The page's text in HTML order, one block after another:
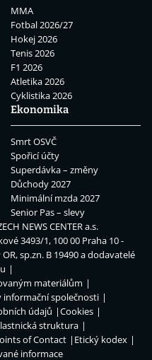
MMA
Fotbal 2026/27
Hokej 2026
Tenis 2026
F1 2026
Atletika 2026
Cyklistika 2026
Ekonomika
Smrt OSVČ
Spořicí účty
Superdávka – změny
Důchody 2027
Minimální mzda 2027
Senior Pas – slevy
NEWS CENTER a.s.
3493/1, 100 00 Praha 10 -
sp.zn. B 19490 a dodavatelé
materiálům
informační společnosti
údajů
Cookies
struktura
of Contact
Etický kodex
informace